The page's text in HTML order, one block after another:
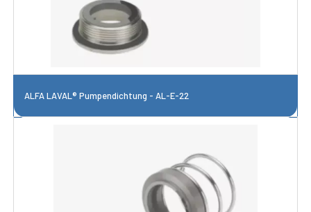
ALFA LAVAL® Pumpendichtung - AL-E-22